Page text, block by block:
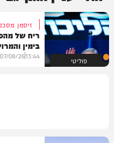
פוליטי
זיסמן
ריח של
בימין
13:44
07/08/26